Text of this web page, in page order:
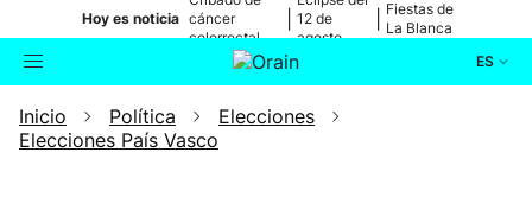
Hoy es noticia cáncer
colorrectal
12 de
agosto
Fiestas de
La Blanca
ES
Buscador Actualidad
Inicio Política
Elecciones
Elecciones País Vasco